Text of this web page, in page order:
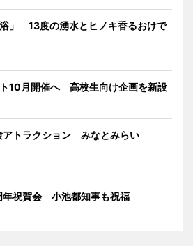
」 13度の湧水とヒノキ香るおけで
10月開催へ 高校生向け企画を新設
アトラクション みなとみらい
年祝賀会 小池都知事も祝福